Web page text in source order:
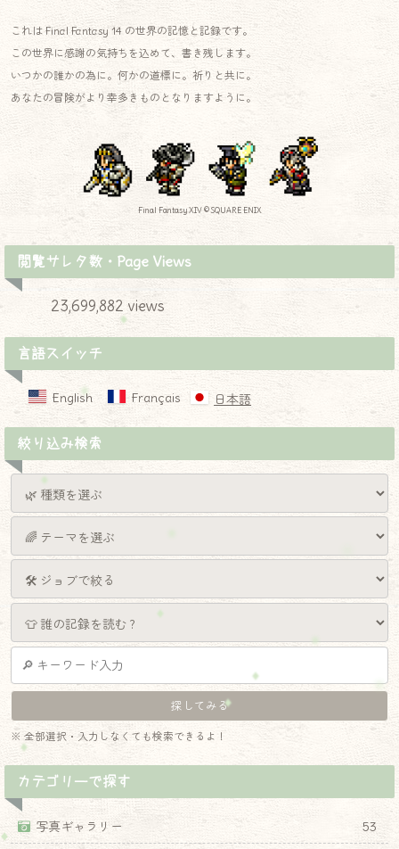
これは Final Fantasy 14 の世界の記憶と記録です。
この世界に感謝の気持ちを込めて、書き残します。
いつかの誰かの為に。何かの道標に。祈りと共に。
あなたの冒険がより幸多きものとなりますように。
Final Fantasy XIV © SQUARE ENIX
閲覧サレタ数・Page Views
23,699,882 views
言語スイッチ
English Français 日本語
絞り込み検索
※ 全部選択・入力しなくても検索できるよ！
カテゴリーで探す
写真ギャラリー
53